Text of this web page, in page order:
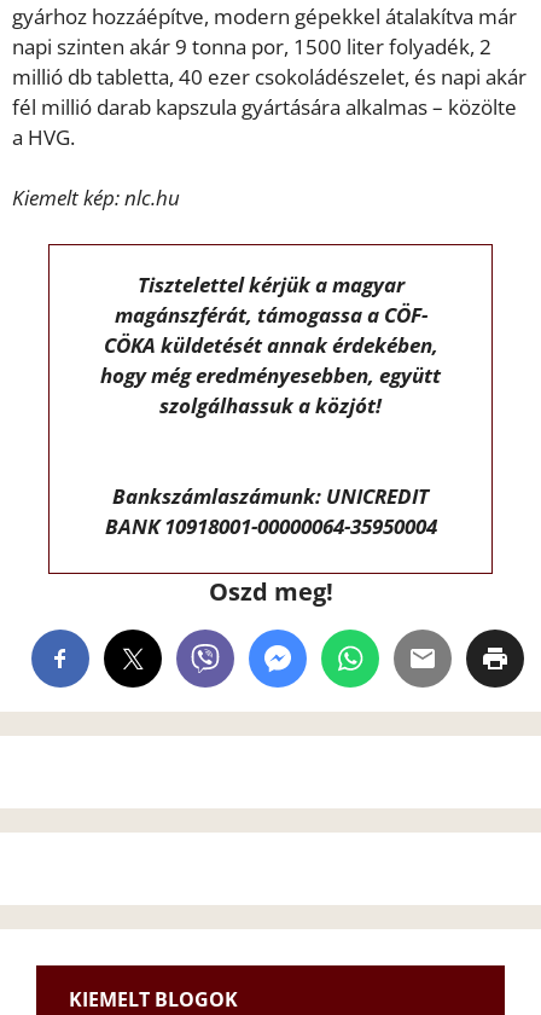
gyárhoz hozzáépítve, modern gépekkel átalakítva már
napi szinten akár 9 tonna por, 1500 liter folyadék, 2
millió db tabletta, 40 ezer csokoládészelet, és napi akár
fél millió darab kapszula gyártására alkalmas – közölte
a HVG.
Kiemelt kép: nlc.hu
Tisztelettel kérjük a magyar
magánszférát, támogassa a CÖF-
CÖKA küldetését annak érdekében,
hogy még eredményesebben, együtt
szolgálhassuk a közjót!
Bankszámlaszámunk: UNICREDIT
BANK 10918001-00000064-35950004
Oszd meg!
KIEMELT BLOGOK